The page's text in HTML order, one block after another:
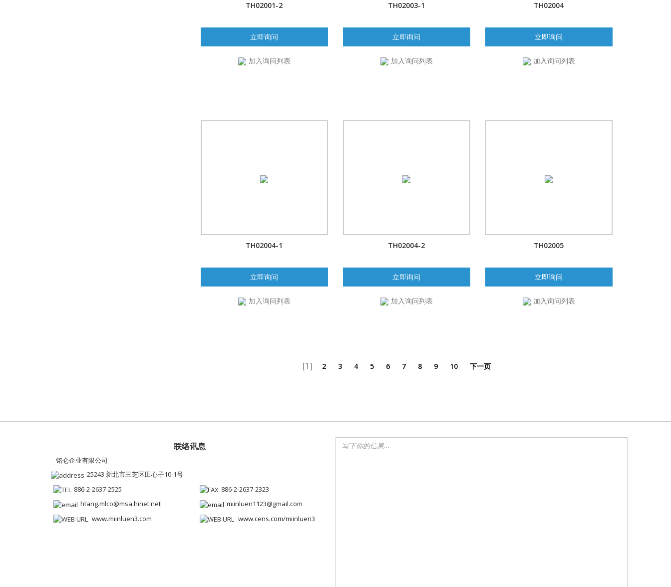
TH02001-2
立即询问
加入询问列表
TH02003-1
立即询问
加入询问列表
TH02004
立即询问
加入询问列表
TH02004-1
立即询问
加入询问列表
TH02004-2
立即询问
加入询问列表
TH02005
立即询问
加入询问列表
[1] 2 3 4 5 6 7 8 9 10 下一页
联络讯息
铭仑企业有限公司
25243 新北市三芝区田心子10-1号
886-2-2637-2525
886-2-2637-2323
htang.mlco@msa.hinet.net
miinluen1123@gmail.com
www.miinluen3.com
www.cens.com/miinluen3